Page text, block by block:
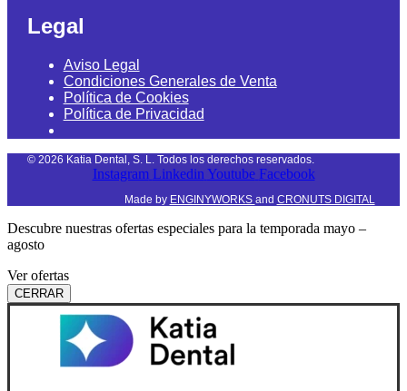
Legal
Aviso Legal
Condiciones Generales de Venta
Política de Cookies
Política de Privacidad
© 2026 Katia Dental, S. L. Todos los derechos reservados.
Instagram Linkedin Youtube Facebook
Made by ENGINYWORKS and CRONUTS DIGITAL
Descubre nuestras ofertas especiales para la temporada mayo –
agosto
Ver ofertas
CERRAR